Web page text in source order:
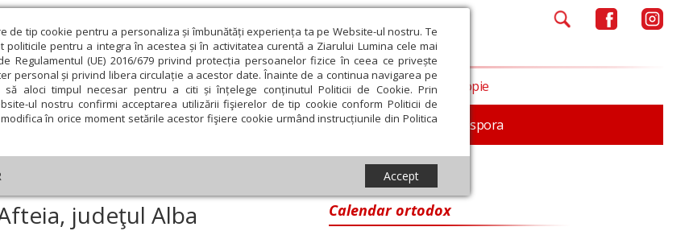
de tip cookie pentru a personaliza și îmbunătăți experiența ta pe Website-ul nostru. Te
politicile pentru a integra în acestea și în activitatea curentă a Ziarului Lumina cele mai
Regulamentul (UE) 2016/679 privind protecția persoanelor fizice în ceea ce privește
personal și privind libera circulație a acestor date. Înainte de a continua navigarea pe
să aloci timpul necesar pentru a citi și înțelege conținutul Politicii de Cookie. Prin
ul nostru confirmi acceptarea utilizării fişierelor de tip cookie conform Politicii de
în orice moment setările acestor fişiere cookie urmând instrucțiunile din Politica
Accept
omagial Comunicate de presă Documentar In memoriam Diaspora
și spiritualitate Educaţie și Cultură Societate Opinii Filantropie
la Mănăstirea Afteia, judeţul Alba
judeţul Alba Calendar ortodox